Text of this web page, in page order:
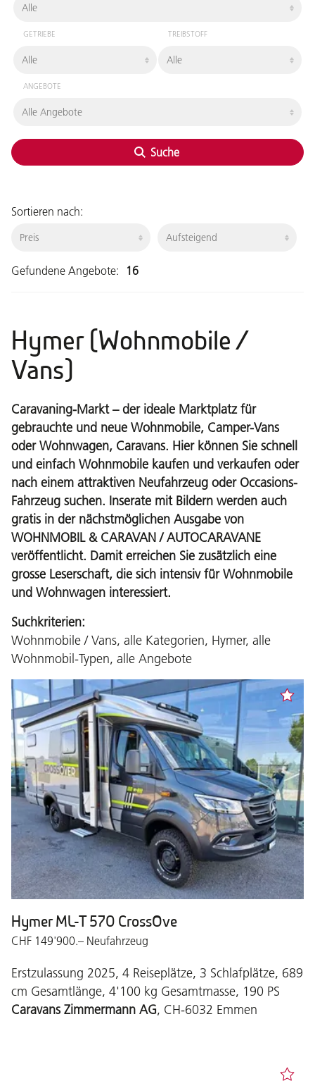
GETRIEBE TREIBSTOFF
ANGEBOTE
Suche
Sortieren nach:
Gefundene Angebote: 16
Hymer (Wohnmobile /
Vans)
Caravaning-Markt – der ideale Marktplatz für
gebrauchte und neue Wohnmobile, Camper-Vans
oder Wohnwagen, Caravans. Hier können Sie schnell
und einfach Wohnmobile kaufen und verkaufen oder
nach einem attraktiven Neufahrzeug oder Occasions-
Fahrzeug suchen. Inserate mit Bildern werden auch
gratis in der nächstmöglichen Ausgabe von
WOHNMOBIL & CARAVAN / AUTOCARAVANE
veröffentlicht. Damit erreichen Sie zusätzlich eine
grosse Leserschaft, die sich intensiv für Wohnmobile
und Wohnwagen interessiert.
Suchkriterien:
Wohnmobile / Vans, alle Kategorien, Hymer, alle
Wohnmobil-Typen, alle Angebote
Hymer ML-T 570 CrossOve
CHF 149'900.– Neufahrzeug
Erstzulassung 2025, 4 Reiseplätze, 3 Schlafplätze, 689
cm Gesamtlänge, 4'100 kg Gesamtmasse, 190 PS
Caravans Zimmermann AG, CH-6032 Emmen